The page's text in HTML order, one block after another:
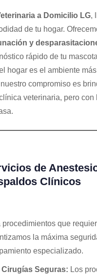
a Domicilio LG,
de tu hogar.
y
rápido de tu
hogar es el ambiente
compromiso es
veterinaria, pero
de
Clínicos
procedimientos que
la máxima
especializado.
Cirugías Seguras: Los